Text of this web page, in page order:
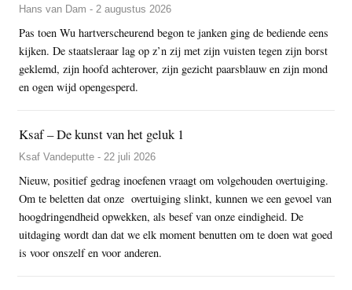
Hans van Dam - 2 augustus 2026
Pas toen Wu hartverscheurend begon te janken ging de bediende eens
kijken. De staatsleraar lag op z’n zij met zijn vuisten tegen zijn borst
geklemd, zijn hoofd achterover, zijn gezicht paarsblauw en zijn mond
en ogen wijd opengesperd.
Ksaf – De kunst van het geluk 1
Ksaf Vandeputte - 22 juli 2026
Nieuw, positief gedrag inoefenen vraagt om volgehouden overtuiging.
Om te beletten dat onze overtuiging slinkt, kunnen we een gevoel van
hoogdringendheid opwekken, als besef van onze eindigheid. De
uitdaging wordt dan dat we elk moment benutten om te doen wat goed
is voor onszelf en voor anderen.